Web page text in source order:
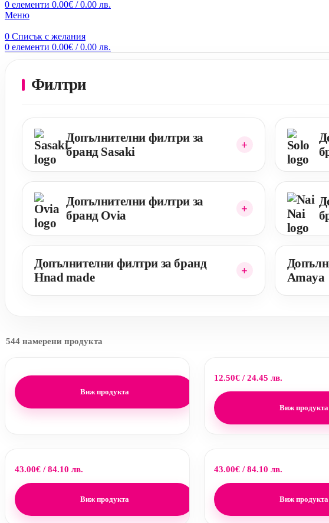
0 елементи 0.00€ / 0.00 лв.
Меню
0 Списък с желания
0 елементи 0.00€ / 0.00 лв.
Филтри
Допълнителни филтри за
бранд Sasaki
Допълнителни филтри за
бранд Ovia
Допълнителни филтри за бранд
Hnad made
Amaya
544 намерени продукта
Виж продукта
12.50€ / 24.45 лв.
Виж продукта
43.00€ / 84.10 лв.
Виж продукта
43.00€ / 84.10 лв.
Виж продукта